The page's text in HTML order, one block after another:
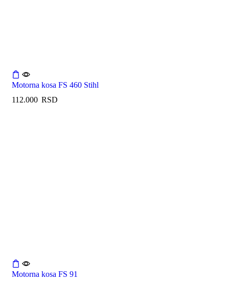
Motorna kosa FS 460 Stihl
112.000 RSD
Motorna kosa FS 91